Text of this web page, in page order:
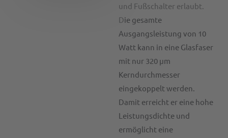
und Fußschalter erlaubt.
Die gesamte
Ausgangsleistung von 10
Watt kann in eine Glasfaser
mit nur 320 µm
Kerndurchmesser
eingekoppelt werden.
Damit erreicht er eine hohe
Leistungsdichte und
ermöglicht eine